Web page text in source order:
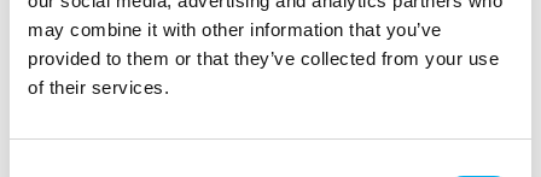
may combine it with other information that you’ve
provided to them or that they’ve collected from your use
of their services.